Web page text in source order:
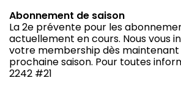
Abonnement de saison
La 2e prévente pour les
actuellement en cours. Nous vous
votre membership dès
prochaine saison. Pour toutes
2242 #21